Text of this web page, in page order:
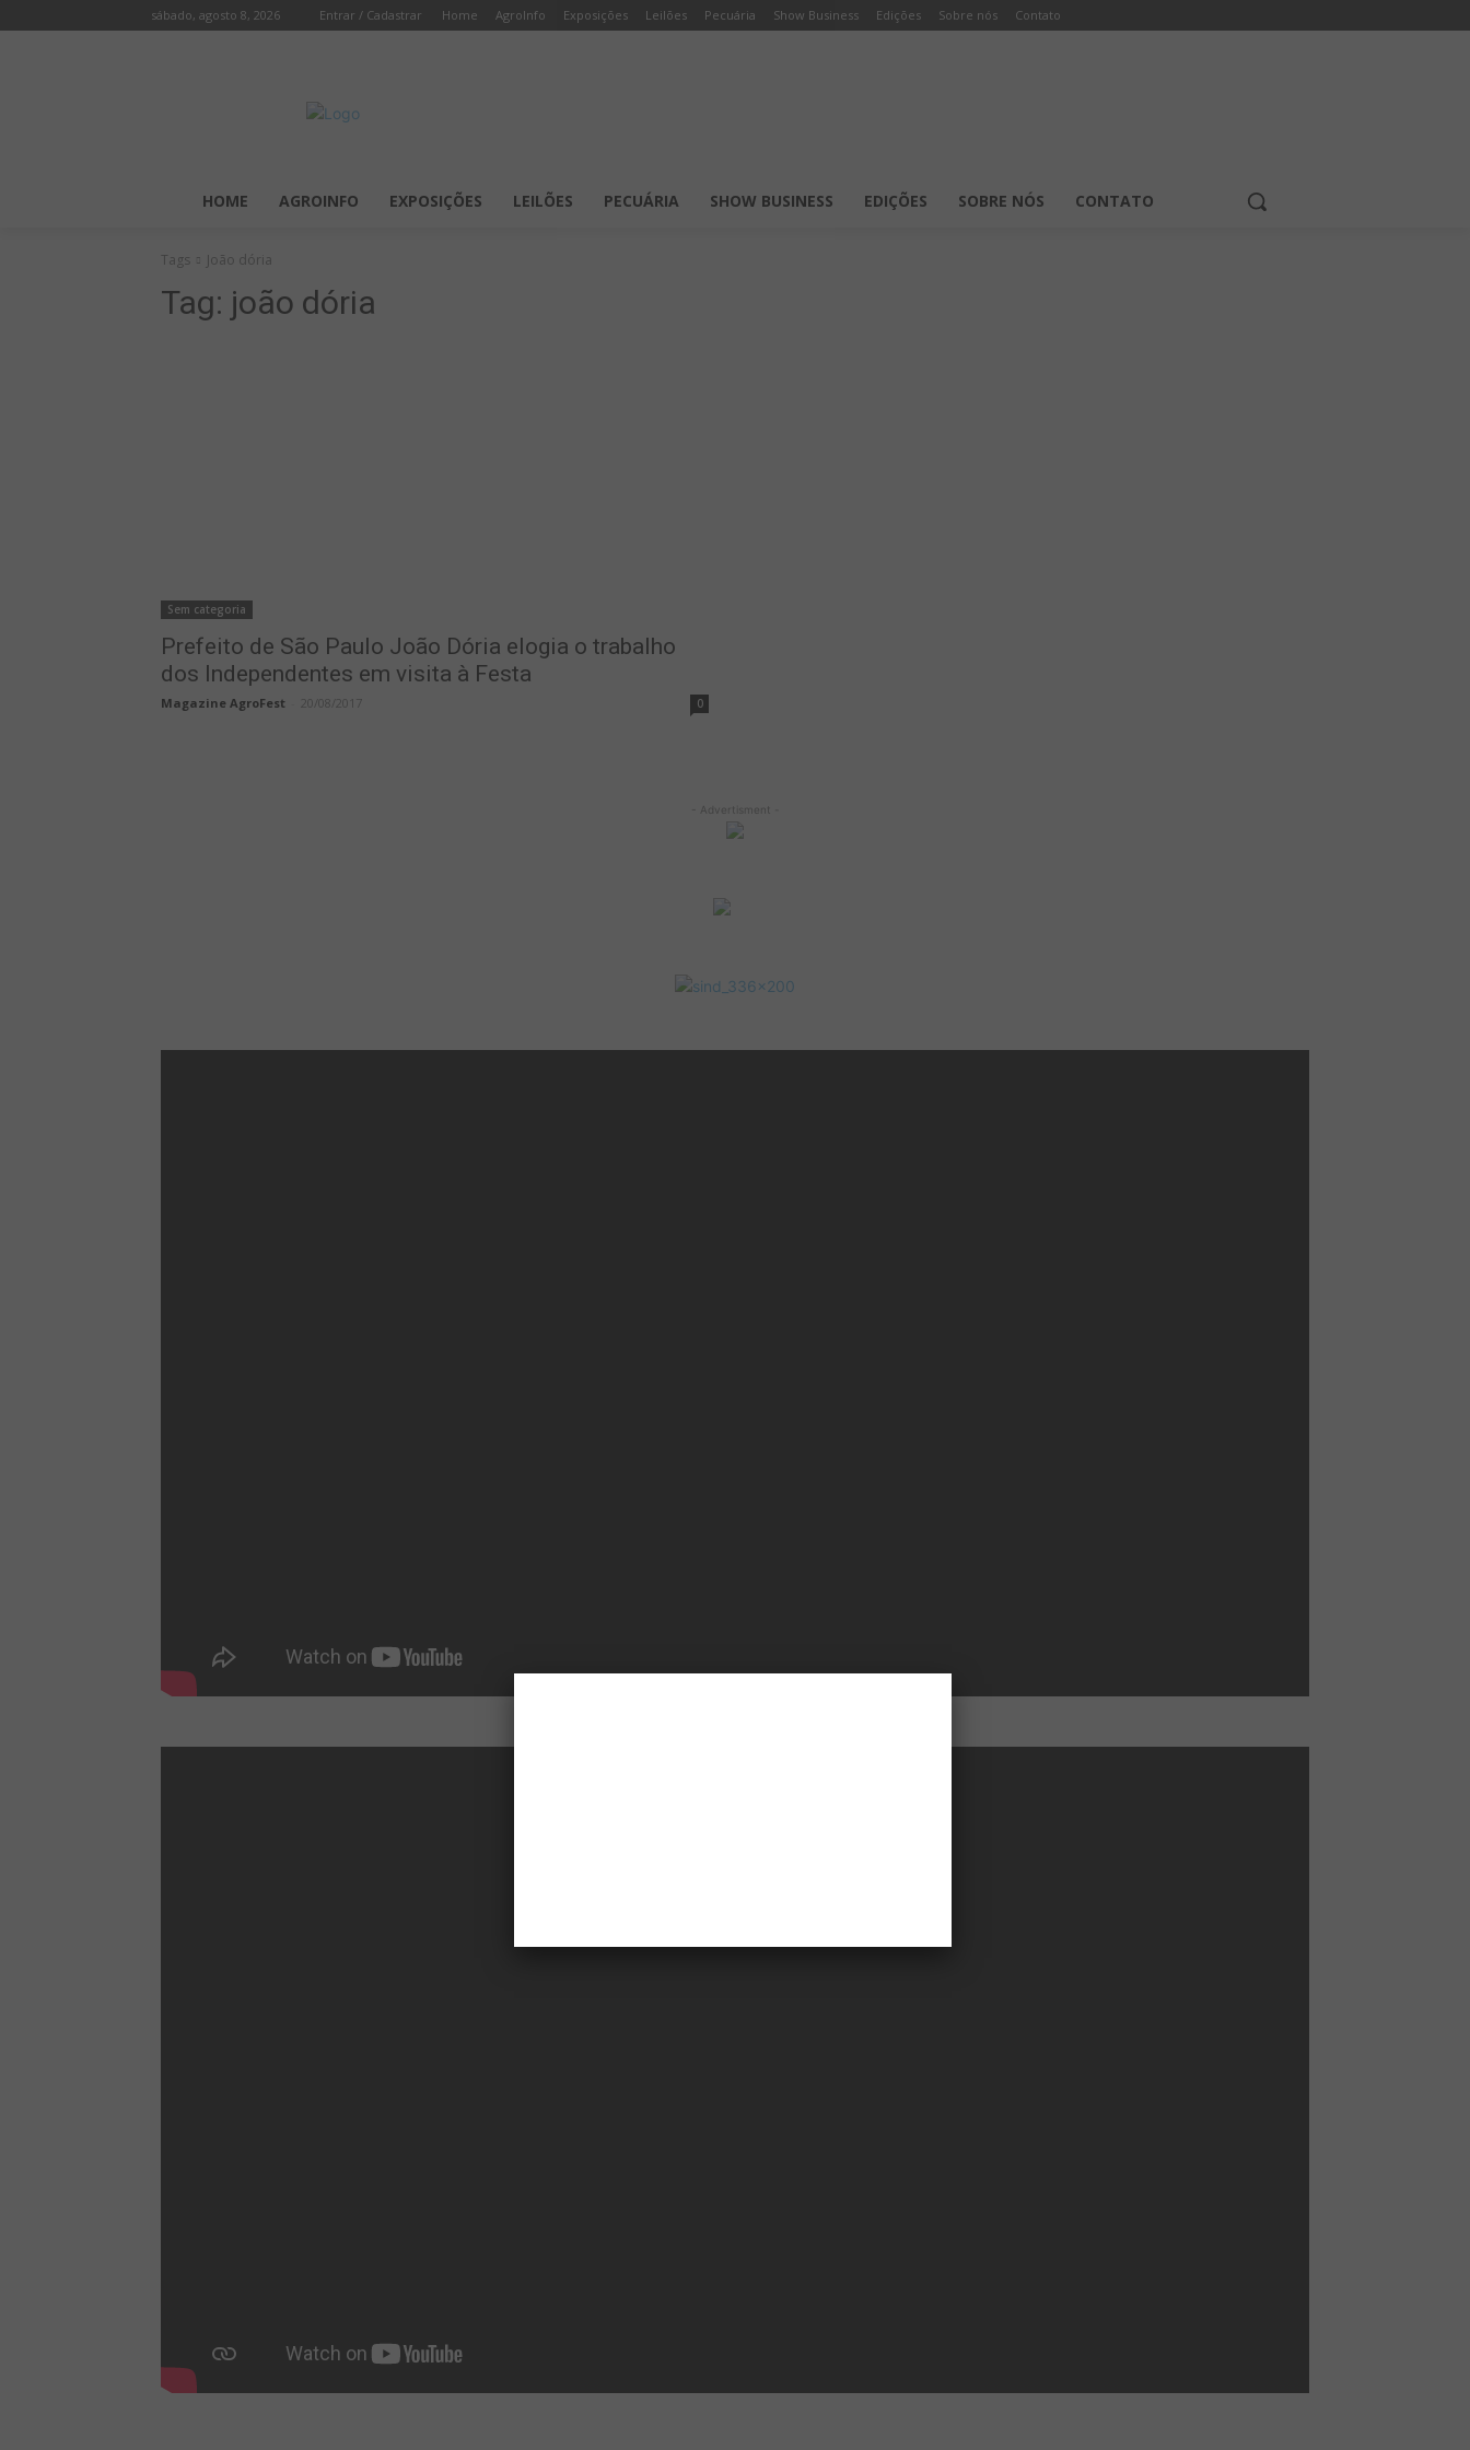
sábado, agosto 8, 2026 Entrar / Cadastrar Home AgroInfo Exposições Leilões Pecuária Show Business Edições Sobre nós Contato
HOME AGROINFO EXPOSIÇÕES LEILÕES PECUÁRIA SHOW BUSINESS EDIÇÕES SOBRE NÓS CONTATO
Tags João dória
Tag: joão dória
Sem categoria
Prefeito de São Paulo João Dória elogia o trabalho
dos Independentes em visita à Festa
Magazine AgroFest 20/08/2017 0
- Advertisment -